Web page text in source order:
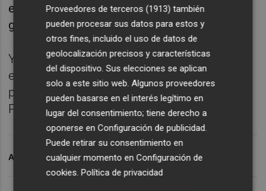
en La Mutant este viernes, con entradas
gratis. No sabemos a qué esperáis.
Y si vais un poco perdidos y perdidas con
esto de El Pampero Cine, no os preocupéis
porque hoy os traigo el curso express “El
Pampero Cine en 6 sencillos pasos”.
ARCHIVADO EN ÚLTIMA FILA
Proveedores de terceros (1913) también
pueden procesar sus datos para estos y
otros fines, incluido el uso de datos de
geolocalización precisos y características
del dispositivo. Sus elecciones se aplican
solo a este sitio web. Algunos proveedores
pueden basarse en el interés legítimo en
lugar del consentimiento; tiene derecho a
oponerse enConfiguración de publicidad
Puede retirar su consentimiento en
cualquier momento enConfiguración de
cookies .Política de privacidad